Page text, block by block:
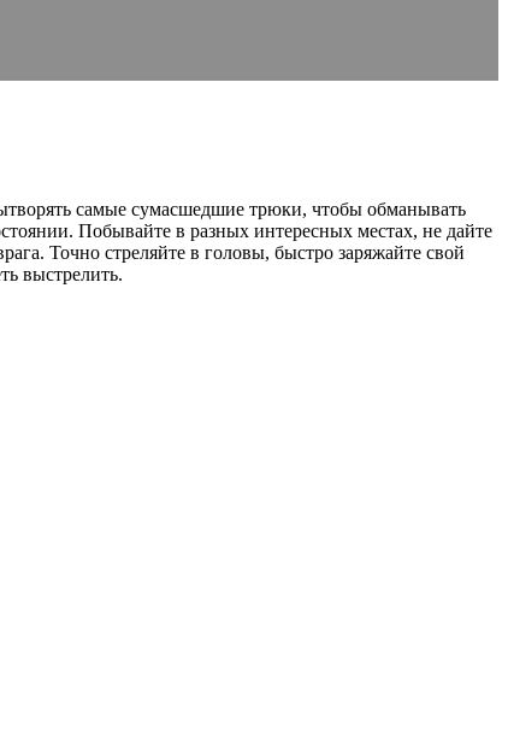
самые сумасшедшие трюки, чтобы обманывать
Побывайте в разных интересных местах, не дайте
Точно стреляйте в головы, быстро заряжайте свой
выстрелить.